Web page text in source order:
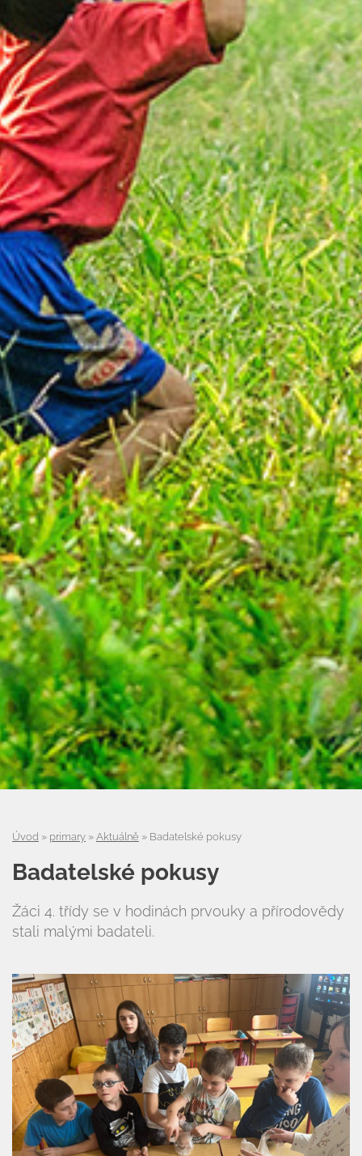
Úvod
Úvod » primary » Aktuálně » Badatelské pokusy
Badatelské pokusy
Žáci 4. třídy se v hodinách prvouky a přírodovědy
stali malými badateli.